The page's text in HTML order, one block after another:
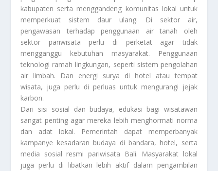
kabupaten serta menggandeng komunitas lokal untuk
memperkuat sistem daur ulang. Di sektor air,
pengawasan terhadap penggunaan air tanah oleh
sektor pariwisata perlu di perketat agar tidak
mengganggu kebutuhan masyarakat. Penggunaan
teknologi ramah lingkungan, seperti sistem pengolahan
air limbah. Dan energi surya di hotel atau tempat
wisata, juga perlu di perluas untuk mengurangi jejak
karbon.
Dari sisi sosial dan budaya, edukasi bagi wisatawan
sangat penting agar mereka lebih menghormati norma
dan adat lokal. Pemerintah dapat memperbanyak
kampanye kesadaran budaya di bandara, hotel, serta
media sosial resmi pariwisata Bali. Masyarakat lokal
juga perlu di libatkan lebih aktif dalam pengambilan